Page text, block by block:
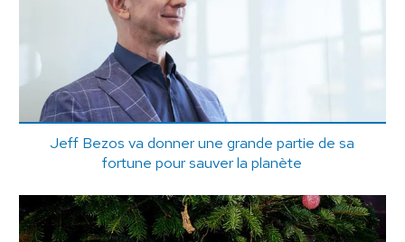
Jeff Bezos va donner une grande partie de sa
fortune pour sauver la planète